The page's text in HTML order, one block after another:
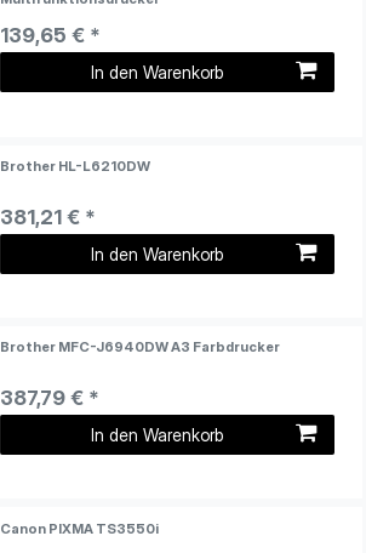
139,65 € *
In den Warenkorb
Brother HL-L6210DW
381,21 € *
In den Warenkorb
Brother MFC-J6940DW A3 Farbdrucker
387,79 € *
In den Warenkorb
Canon PIXMA TS3550i